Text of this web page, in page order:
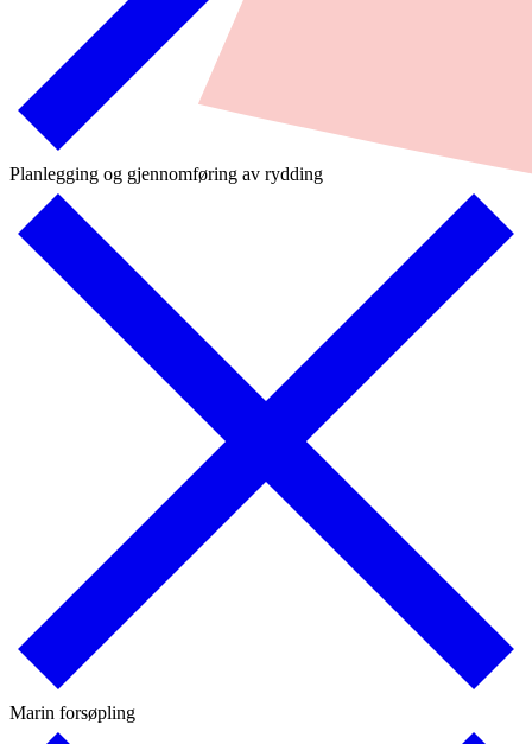
Planlegging og gjennomføring av rydding
Marin forsøpling